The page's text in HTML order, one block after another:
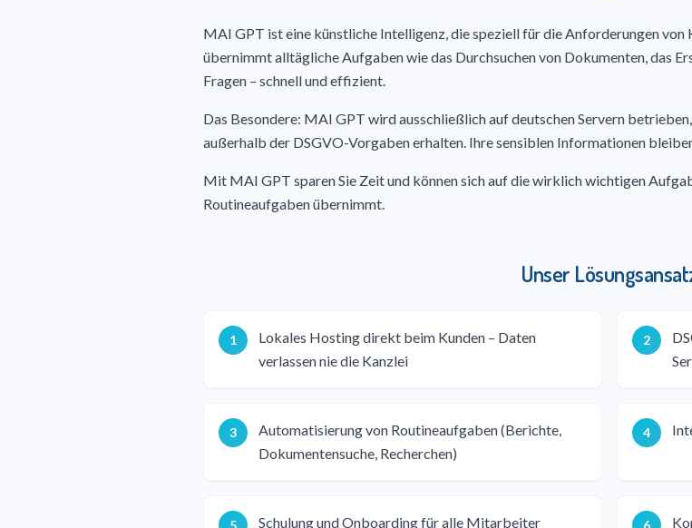
MAI GPT ist eine künstliche Intelligenz, die speziell für die Anforderungen
übernimmt alltägliche Aufgaben wie das Durchsuchen von Dokumenten, das
Fragen – schnell und effizient.
Das Besondere: MAI GPT wird ausschließlich auf deutschen Servern
außerhalb der DSGVO-Vorgaben erhalten. Ihre sensiblen Informationen
Mit MAI GPT sparen Sie Zeit und können sich auf die wirklich wichtigen
Routineaufgaben übernimmt.
Unser
1
Lokales Hosting direkt beim Kunden – Daten
verlassen nie die Kanzlei
2
3
Automatisierung von Routineaufgaben (Berichte,
Dokumentensuche, Recherchen)
4
5 Schulung und Onboarding für alle Mitarbeiter 6